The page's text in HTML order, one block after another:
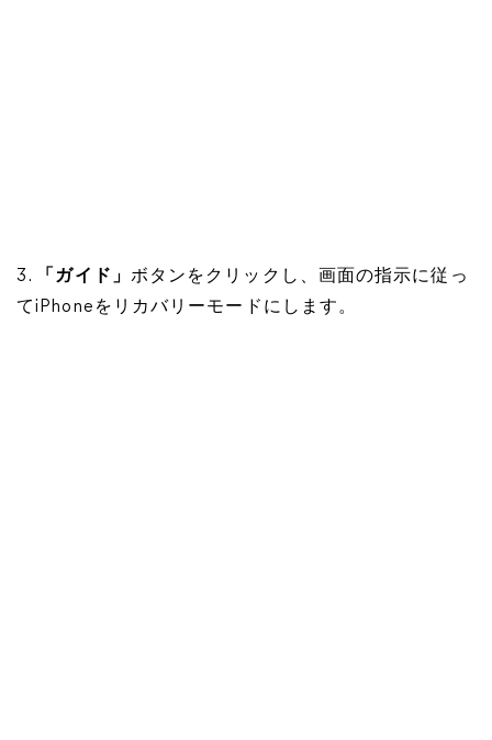
3. 「ガイド」 ボタンをクリックし、画面の指示に従っ
てiPhoneをリカバリーモードにします。